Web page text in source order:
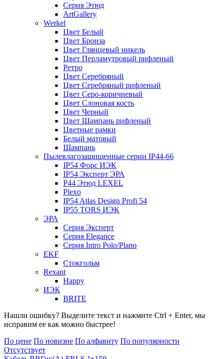
Серия Этюд
ArtGallery
Werkel
Цвет Белый
Цвет Бронза
Цвет Глянцевый никель
Цвет Перламутровый рифленый
Ретро
Цвет Серебряный
Цвет Серебряный рифленый
Цвет Серо-коричневый
Цвет Слоновая кость
Цвет Черный
Цвет Шампань рифленый
Цветные рамки
Белый матовый
Шампань
Пылевлагозащищенные серии IP44-66
IP54 Форс ИЭК
IP54 Эксперт ЭРА
P44 Этюд LEXEL
Plexo
IP54 Atlas Design Profi 54
IP55 TORS ИЭК
ЭРА
Серия Эксперт
Серия Elegance
Серия Intro Polo/Plano
EKF
Стокгольм
Rexant
Happy
ИЭК
BRITE
Нашли ошибку? Выделите текст и нажмите Ctrl + Enter, мы
исправим ее как можно быстрее!
По цене По новизне По алфавиту По популярности
Отсутствует